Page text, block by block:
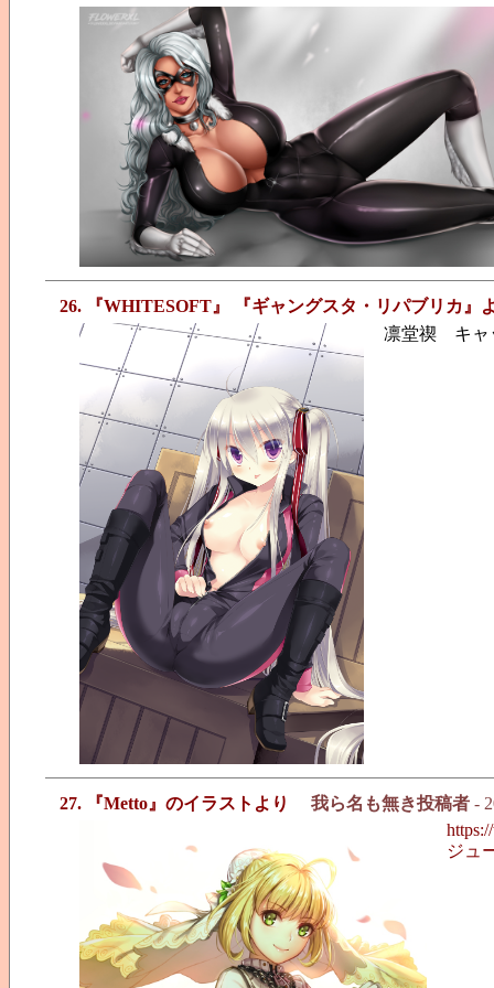
26. 『WHITESOFT』 『ギャングスタ・リパブリカ』
凛堂禊 キャ
27. 『Metto』のイラストより 我ら名も無き投稿者 -
ジュ